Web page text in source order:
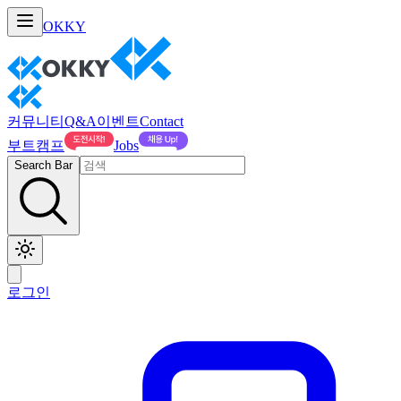
OKKY
커뮤니티 Q&A이벤트Contact
부트캠프
Jobs
Search Bar
로그인